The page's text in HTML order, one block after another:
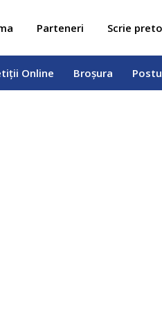
Parteneri Scrie
Online Broșura
Online Broșura